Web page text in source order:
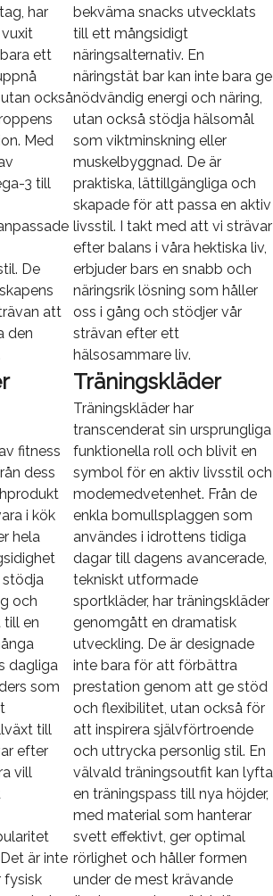
har
ett
också
Med
3 till
De
att
den
bekväma snacks utvecklats
till ett mångsidigt
näringsalternativ. En
näringstät bar kan inte bara ge
nödvändig energi och näring,
utan också stödja hälsomål
som viktminskning eller
muskelbyggnad. De är
praktiska, lättillgängliga och
skapade för att passa en aktiv
livsstil. I takt med att vi strävar
efter balans i våra hektiska liv,
erbjuder bars en snabb och
näringsrik lösning som håller
oss i gång och stödjer vår
strävan efter ett
hälsosammare liv.
fitness
dess
i kök
hela
och
en
dagliga
som
till
efter
vill
är inte
fysisk
Träningskläder
Träningskläder har
transcenderat sin ursprungliga
funktionella roll och blivit en
symbol för en aktiv livsstil och
modemedvetenhet. Från de
enkla bomullsplaggen som
användes i idrottens tidiga
dagar till dagens avancerade,
tekniskt utformade
sportkläder, har träningskläder
genomgått en dramatisk
utveckling. De är designade
inte bara för att förbättra
prestation genom att ge stöd
och flexibilitet, utan också för
att inspirera självförtroende
och uttrycka personlig stil. En
välvald träningsoutfit kan lyfta
en träningspass till nya höjder,
med material som hanterar
svett effektivt, ger optimal
rörlighet och håller formen
under de mest krävande